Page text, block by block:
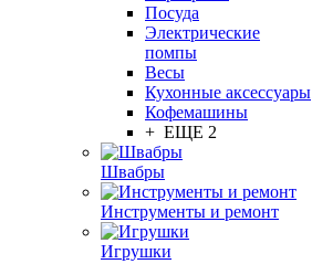
Посуда
Электрические
помпы
Весы
Кухонные аксессуары
Кофемашины
+ ЕЩЕ 2
Швабры
Инструменты и ремонт
Игрушки